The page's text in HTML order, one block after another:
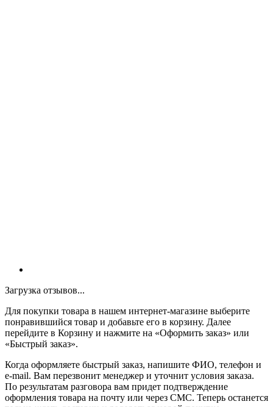
Загрузка отзывов...
Для покупки товара в нашем интернет-магазине выберите
понравившийся товар и добавьте его в корзину. Далее
перейдите в Корзину и нажмите на «Оформить заказ» или
«Быстрый заказ».
Когда оформляете быстрый заказ, напишите ФИО, телефон и
e-mail. Вам перезвонит менеджер и уточнит условия заказа.
По результатам разговора вам придет подтверждение
оформления товара на почту или через СМС. Теперь останется